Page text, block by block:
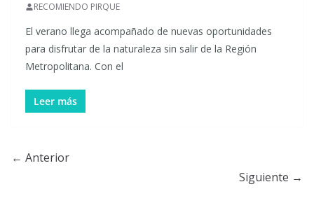
RECOMIENDO PIRQUE
El verano llega acompañado de nuevas oportunidades
para disfrutar de la naturaleza sin salir de la Región
Metropolitana. Con el
Leer más
← Anterior
Siguiente →